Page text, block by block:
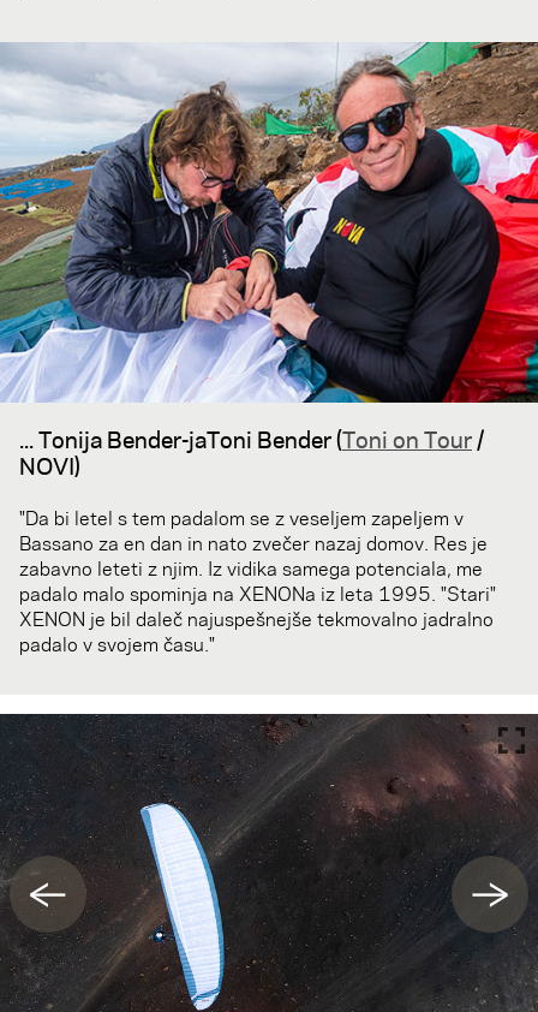
... Tonija Bender-jaToni Bender (Toni on Tour /
NOVI)
"Da bi letel s tem padalom se z veseljem zapeljem v
Bassano za en dan in nato zvečer nazaj domov. Res je
zabavno leteti z njim. Iz vidika samega potenciala, me
padalo malo spominja na XENONa iz leta 1995. "Stari"
XENON je bil daleč najuspešnejše tekmovalno jadralno
padalo v svojem času."
← →